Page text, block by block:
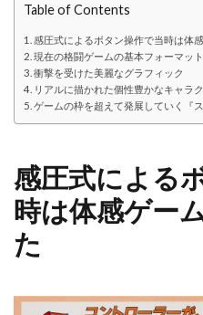
Table of Contents
感圧式によるボタン操作で当時は体
現在の格闘ゲームの基本フォーマッ
衝撃を受けた美麗なグラフィック
リアルに描かれた個性豊かなキャラ
ゲームの枠を超えて発展していく『
感圧式による
時は体感ゲー
た